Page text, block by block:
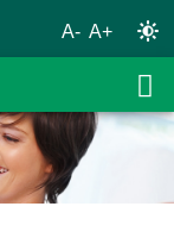
A- A+